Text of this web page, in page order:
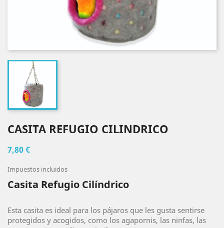
CASITA REFUGIO CILINDRICO
7,80 €
Impuestos incluidos
Casita Refugio Cilíndrico
Esta casita es ideal para los pájaros que les gusta sentirse
protegidos y acogidos, como los agapornis, las ninfas, las